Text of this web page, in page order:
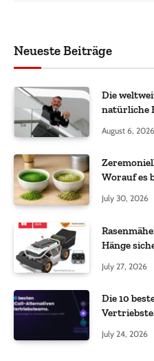
Neueste Beiträge
Die
natürliche
August 6, 2026
Worauf es
July 30, 2026
Hänge
July 27, 2026
Die 10
July 24, 2026